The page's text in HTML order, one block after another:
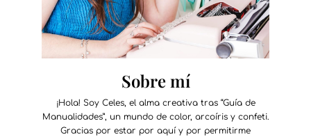
Sobre mí
¡Hola! Soy Celes, el alma creativa tras “Guía de
Manualidades”, un mundo de color, arcoíris y confeti.
Gracias por estar por aquí y por permitirme